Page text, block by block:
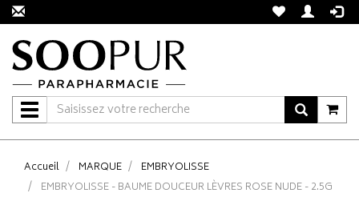
Navigation
Accueil MARQUE
EMBRYOLISSE
EMBRYOLISSE - BAUME DOUCEUR LÈVRES ROSE NUDE - 2.5G